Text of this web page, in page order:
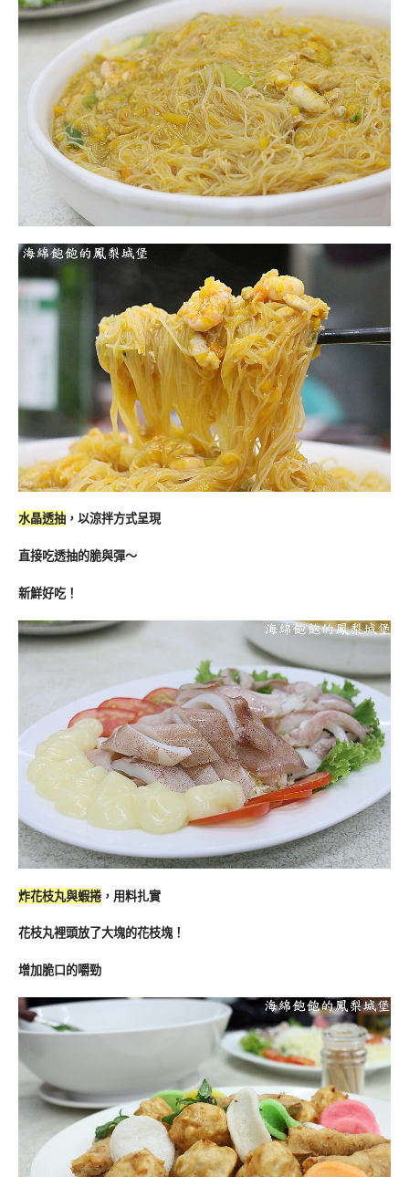
水晶透抽 ，以涼拌方式呈現
直接吃透抽的脆與彈～
新鮮好吃！
炸花枝丸與蝦捲，用料扎實
花枝丸裡頭放了大塊的花枝塊！
增加脆口的嚼勁